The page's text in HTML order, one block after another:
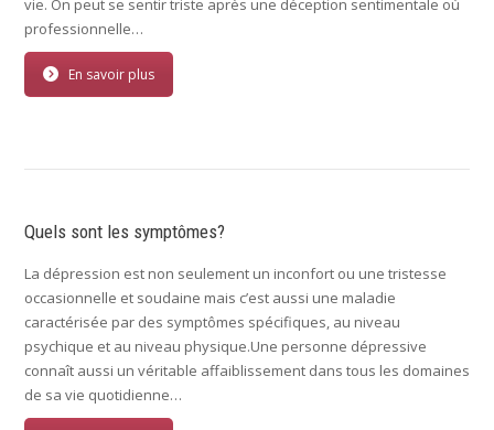
vie. On peut se sentir triste après une déception sentimentale où
professionnelle…
En savoir plus
Quels sont les symptômes?
La dépression est non seulement un inconfort ou une tristesse
occasionnelle et soudaine mais c’est aussi une maladie
caractérisée par des symptômes spécifiques, au niveau
psychique et au niveau physique.Une personne dépressive
connaît aussi un véritable affaiblissement dans tous les domaines
de sa vie quotidienne…